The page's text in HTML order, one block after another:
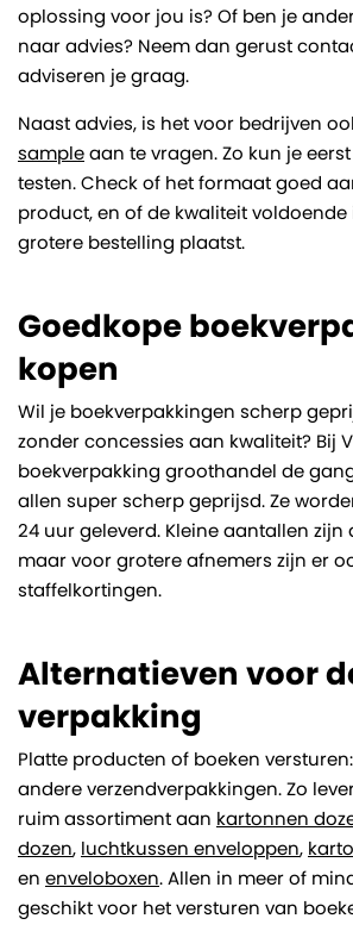
oplossing voor jou is? Of ben je
naar advies? Neem dan gerust
adviseren je graag.
Naast advies, is het voor bedrijven
sampleaan te vragen. Zo kun je
testen. Check of het formaat goed
product, en of de kwaliteit voldoende
grotere bestelling plaatst.
Goedkope
kopen
Wil je boekverpakkingen scherp
zonder concessies aan kwaliteit? Bij
boekverpakking groothandel de
allen super scherp geprijsd. Ze
24 uur geleverd. Kleine aantallen zijn
maar voor grotere afnemers zijn er
staffelkortingen.
Alternatieven voor
verpakking
Platte producten of boeken
andere verzendverpakkingen. Zo
ruim assortiment aan kartonnen
dozen, luchtkussen enveloppen,
en enveloboxen. Allen in meer of
geschikt voor het versturen van